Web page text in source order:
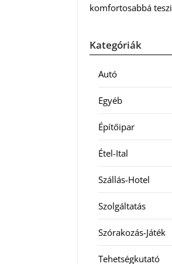
komfortosabbá teszi
Kategóriák
Autó
Egyéb
Építőipar
Étel-Ital
Szállás-Hotel
Szolgáltatás
Szórakozás-Játék
Tehetségkutató